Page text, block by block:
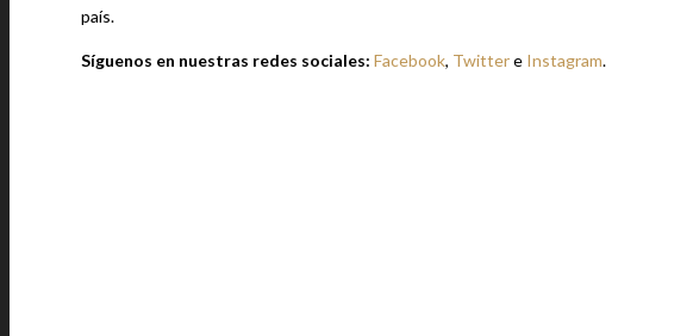
país.
Síguenos en nuestras redes sociales: Facebook, Twittere Instagram.